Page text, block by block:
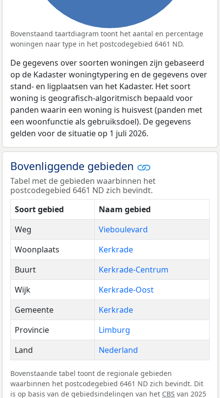
Bovenstaand taartdiagram toont het aantal en percentage
woningen naar type in het postcodegebied 6461 ND.
De gegevens over soorten woningen zijn gebaseerd
op de Kadaster woningtypering en de gegevens over
stand- en ligplaatsen van het Kadaster. Het soort
woning is geografisch-algoritmisch bepaald voor
panden waarin een woning is huisvest (panden met
een woonfunctie als gebruiksdoel). De gegevens
gelden voor de situatie op 1 juli 2026.
Bovenliggende gebieden
Tabel met de gebieden waarbinnen het
postcodegebied 6461 ND zich bevindt.
Soort gebied
Naam gebied
Weg
Vieboulevard
Woonplaats
Kerkrade
Buurt
Kerkrade-Centrum
Wijk
Kerkrade-Oost
Gemeente
Kerkrade
Provincie
Limburg
Land
Nederland
Bovenstaande tabel toont de regionale gebieden
waarbinnen het postcodegebied 6461 ND zich bevindt. Dit
is op basis van de gebiedsindelingen van het CBS van 2025